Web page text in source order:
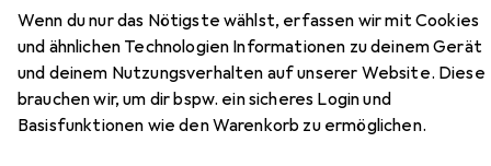
Wenn du nur das Nötigste wählst, erfassen wir mit Cookies
und ähnlichen Technologien Informationen zu deinem Gerät
und deinem Nutzungsverhalten auf unserer Website. Diese
brauchen wir, um dir bspw. ein sicheres Login und
Basisfunktionen wie den Warenkorb zu ermöglichen.
EUR
34,–
Spelsberg TK Kunststoffgehäuse aus
schlagfestem Polystyrol
Gehäuse